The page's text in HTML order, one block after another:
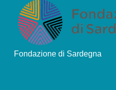
Fondazione di Sardegna